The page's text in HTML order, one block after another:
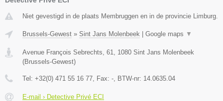
Niet gevestigd in de plaats Membruggen en in de provincie Limburg.
Brussels-Gewest » Sint Jans Molenbeek Google maps ▼
Avenue François Sebrechts, 61 1080 Sint Jans Molenbeek
(Brussels-Gewest)
Tel: +32(0) 471 55 16 77 , Fax: - , BTW-nr: 14.0635.04
E-mail › Detective Privé ECI